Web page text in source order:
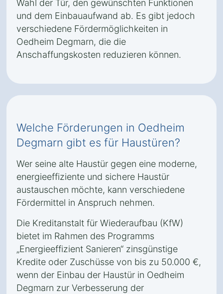
Wahl der Tür, den gewünschten Funktionen
und dem Einbauaufwand ab. Es gibt jedoch
verschiedene Fördermöglichkeiten in
Oedheim Degmarn, die die
Anschaffungskosten reduzieren können.
Welche Förderungen in Oedheim
Degmarn gibt es für Haustüren?
Wer seine alte Haustür gegen eine moderne,
energieeffiziente und sichere Haustür
austauschen möchte, kann verschiedene
Fördermittel in Anspruch nehmen.
Die Kreditanstalt für Wiederaufbau (KfW)
bietet im Rahmen des Programms
„Energieeffizient Sanieren“ zinsgünstige
Kredite oder Zuschüsse von bis zu 50.000 €,
wenn der Einbau der Haustür in Oedheim
Degmarn zur Verbesserung der